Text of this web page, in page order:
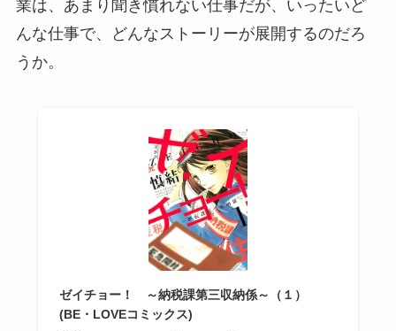
業は、あまり聞き慣れない仕事だが、いったいど
んな仕事で、どんなストーリーが展開するのだろ
うか。
ゼイチョー！ ～納税課第三収納係～（１）
(BE・LOVEコミックス)